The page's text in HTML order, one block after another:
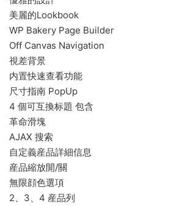
美麗的Lookbook
WP Bakery Page Builder
Off Canvas Navigation
視差背景
内置快速查看功能
尺寸指南 PopUp
4 個可互換标題 包含
革命滑塊
AJAX 搜索
自定義産品詳細信息
産品縮放開/關
無限顔色選項
2、3、4 産品列